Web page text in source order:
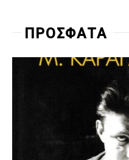
ΠΡΟΣΦΑΤΑ